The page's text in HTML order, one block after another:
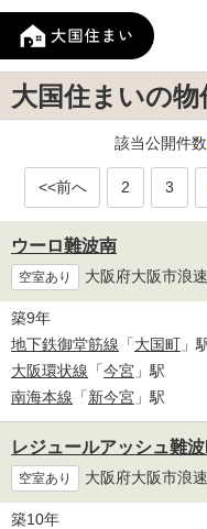
大国住まいの
該当公開件数
<<前へ 2 3
ウーロ難波南
空室あり 大阪府大阪市浪
築9年
地下鉄御堂筋線 「大国町 」
大阪環状線 「今宮 」駅
南海本線 「新今宮 」駅
レジュールアッシュ難
空室あり 大阪府大阪市浪
築10年